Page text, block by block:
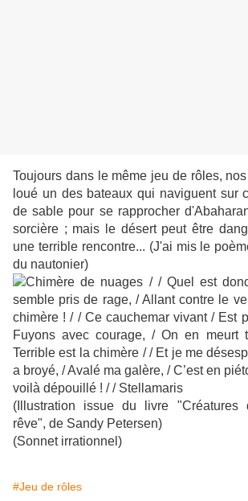
Toujours dans le même jeu de rôles,
loué un des bateaux qui naviguent sur
de sable pour se rapprocher
sorcière ; mais le désert peut être
une terrible rencontre... (J'ai mis le
du nautonier)
(Illustration issue du livre "Créatures
rêve", de Sandy Petersen)
(Sonnet irrationnel)
#Jeu de rôles